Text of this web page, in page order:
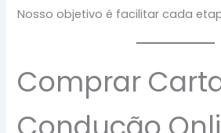
Nosso objetivo é facilitar cada
Comprar